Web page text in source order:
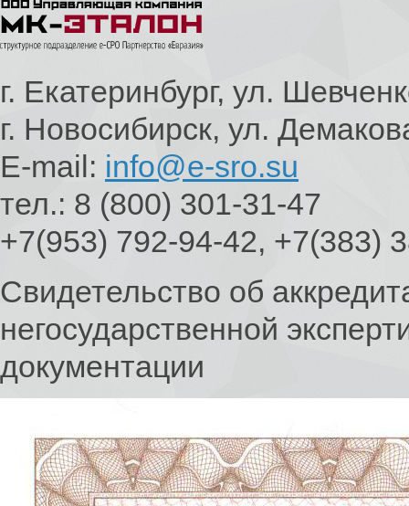
г. Екатеринбург, ул.
г. Новосибирск, ул.
E-mail: info@e-sro.su
тел.: 8 (800) 301-31-47
+7(953) 792-94-42, +7(383)
Свидетельство об
негосударственной
документации